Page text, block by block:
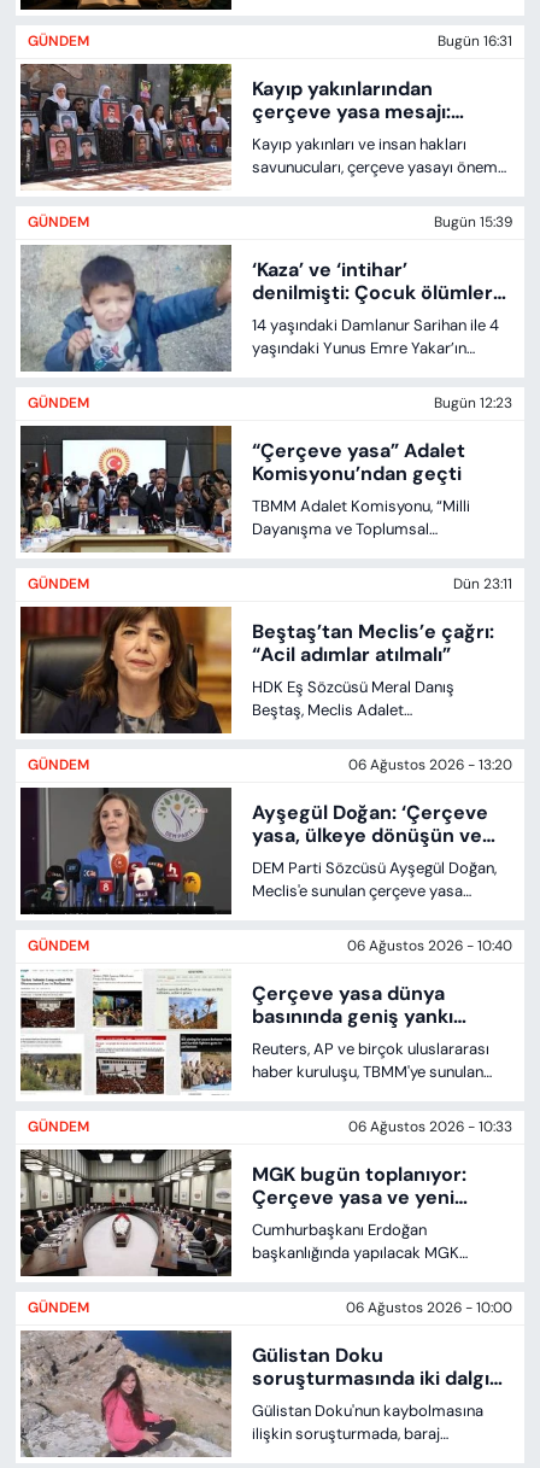
GÜNDEM Bugün 16:31
Kayıp yakınlarından
çerçeve yasa mesajı:
“Daha cesur adımlar
atılmalı”
Kayıp yakınları ve insan hakları
savunucuları, çerçeve yasayı önemli
cezasızlığın son bulması ve faillerin
GÜNDEM Bugün 15:39
‘Kaza’ ve ‘intihar’
denilmişti: Çocuk ölümleri
cinayet çıktı
14 yaşındaki Damlanur Sarihan ile 4
yaşındaki Yunus Emre Yakar’ın
açıldı. Soruşturmalar, iki çocuğun da
öldürüldüğünü ortaya çıkardı.
GÜNDEM Bugün 12:23
“Çerçeve yasa” Adalet
Komisyonu’ndan geçti
TBMM Adalet Komisyonu, “Milli
Dayanışma ve Toplumsal
Dair Kanun Teklifi”ni 17 saat süren
GÜNDEM Dün 23:11
Beştaş’tan Meclis’e çağrı:
“Acil adımlar atılmalı”
HDK Eş Sözcüsü Meral Danış
Beştaş, Meclis Adalet
Dayanışma ve Toplumsal
Bütünleşmenin Güçlendirilmesi”
teklifine ilişkin değerlendirmelerde
bulunarak, sürecin ilerlemesi için
atılması gereken acil adımlara
dikkat çekti.
GÜNDEM 06 Ağustos 2026 - 13:20
Ayşegül Doğan: ‘Çerçeve
yasa, ülkeye dönüşün ve
demokratik siyasetin
kapısını aralıyor’
DEM Parti Sözcüsü Ayşegül Doğan,
Meclis'e sunulan çerçeve yasa
ve demokratik siyaset zeminine
geçiş için önemli bir başlangıç
olduğunu söyledi. Barış sürecinde
dilin de belirleyici rolüne dikkat
çeken Doğan, teklifin "ülkeye dönüş
yolunu açtığını" ifade etti.
GÜNDEM 06 Ağustos 2026 - 10:40
Çerçeve yasa dünya
basınında geniş yankı
buldu
Reuters, AP ve birçok uluslararası
haber kuruluşu, TBMM'ye sunulan
taşıdı. Haberlerde teklifin çatışmalı
sürecin sona ermesine yönelik
önemli bir adım olarak
değerlendirildiği, ancak
düzenlemenin Abdullah Öcalan'ı
kapsamadığına dikkat çekildi.
GÜNDEM 06 Ağustos 2026 - 10:33
MGK bugün toplanıyor:
Çerçeve yasa ve yeni
sürece ilişkin kritik
gündem
Cumhurbaşkanı Erdoğan
başkanlığında yapılacak MGK
çerçeve yasa teklifi ile PKK’nin silah
bırakma sürecine ilişkin izlenecek
yol haritasının ele alınması
bekleniyor.
GÜNDEM 06 Ağustos 2026 - 10:00
Gülistan Doku
soruşturmasında iki dalgıç
tutuklandı
Gülistan Doku'nun kaybolmasına
ilişkin soruşturmada, baraj
KADIN
SAĞLIK
SPOR
KÜLTÜR-SANAT
MAGAZİN
ÖZEL HABER
YAZAR KÖŞESİ
SİYASET
VAN VE DİYARBAKIR HABERLERİ